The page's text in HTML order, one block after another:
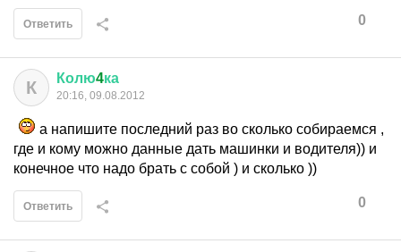
0
Ответить
К Колю4ка
20:16, 09.08.2012
а напишите последний раз во сколько собираемся ,
где и кому можно данные дать машинки и водителя)) и
конечное что надо брать с собой ) и сколько ))
0
Ответить